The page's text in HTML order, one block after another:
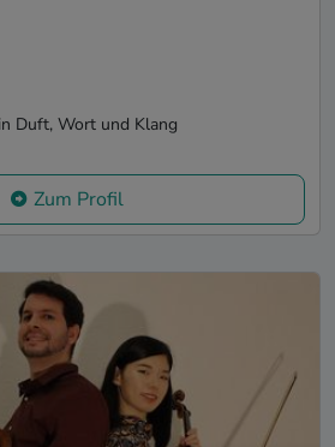
Duft, Wort und Klang
Zum Profil